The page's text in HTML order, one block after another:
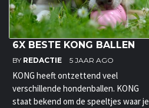
6X BESTE KONG BALLEN
BY REDACTIE 5 JAAR AGO
KONG heeft ontzettend veel
verschillende hondenballen. KONG
staat bekend om de speeltjes waar je